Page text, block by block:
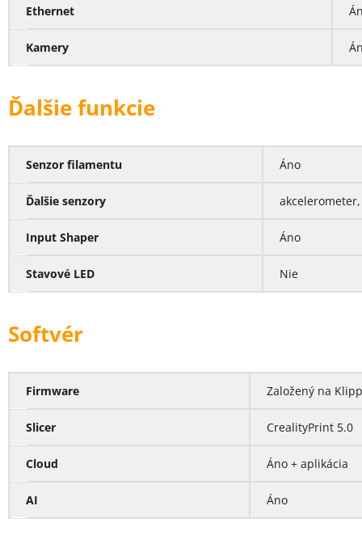
Ethernet
Kamery
Ďalšie funkcie
Senzor filamentu Áno
Ďalšie senzory
Input Shaper Áno
Stavové LED Nie
Softvér
Firmware Založený na
Slicer CrealityPrint 5.0
Cloud Áno + aplikácia
AI Áno